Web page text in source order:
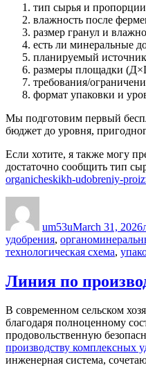
тип сырья и
влажность после
размер гранул и
есть ли минеральные
планируемый
размеры площадки
требования/
формат упаковки и
Мы подготовим первый
бюджет до уровня,
Если хотите, я также могу
достаточно сообщить тип
organicheskikh-udobreniy-
um53uMarch 31, 2026
удобрения,
технологическая схема,
Линия по
В современном сельском
благодаря полноценному
продовольственную
производству комплексных
инженерная система,